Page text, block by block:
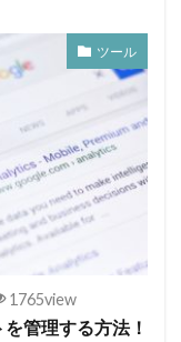
ツール
1765view
管理する方法！